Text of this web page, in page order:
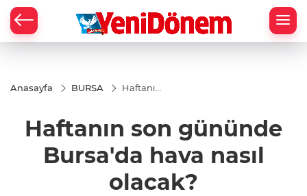
Anasayfa BURSA
Haftanın
hava
olacak?
Haftanın son gününde
Bursa'da hava nasıl
olacak?